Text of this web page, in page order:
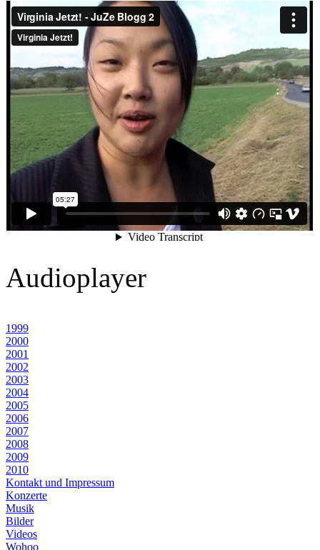
Audioplayer
1999
2000
2001
2002
2003
2004
2005
2006
2007
2008
2009
2010
Kontakt und Impressum
Konzerte
Musik
Bilder
Videos
Wohoo